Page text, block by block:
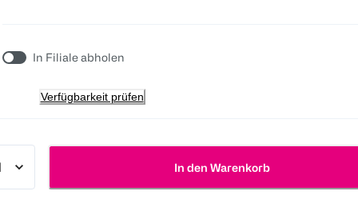
In Filiale abholen
Verfügbarkeit prüfen
In den Warenkorb